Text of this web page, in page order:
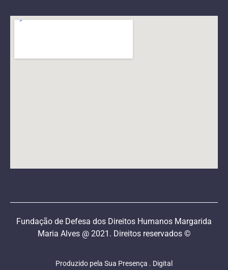
Fundação de Defesa dos Direitos Humanos Margarida
Maria Alves @ 2021. Direitos reservados ©
Produzido pela Sua Presença . Digital